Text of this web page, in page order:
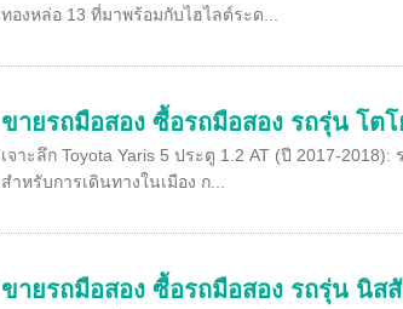
ทองหล่อ 13 ที่มาพร้อมกับไฮไลต์ระด...
ขายรถมือสอง ซื้อรถมือสอง รถรุ่น โต
เจาะลึก Toyota Yaris 5 ประตู 1.2 AT (ปี 2017-
สำหรับการเดินทางในเมือง ก...
ขายรถมือสอง ซื้อรถมือสอง รถรุ่น นิส